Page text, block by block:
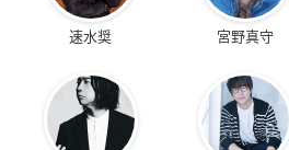
速水奨 宮野真守